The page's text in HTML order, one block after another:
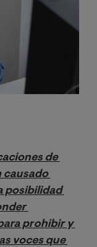
de
causado
posibilidad
prohibir y
voces que